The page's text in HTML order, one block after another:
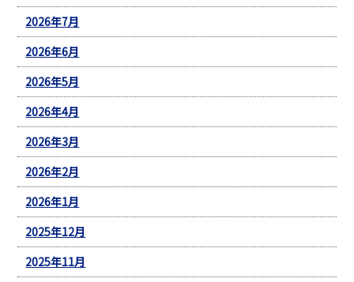
2026年7月
2026年6月
2026年5月
2026年4月
2026年3月
2026年2月
2026年1月
2025年12月
2025年11月